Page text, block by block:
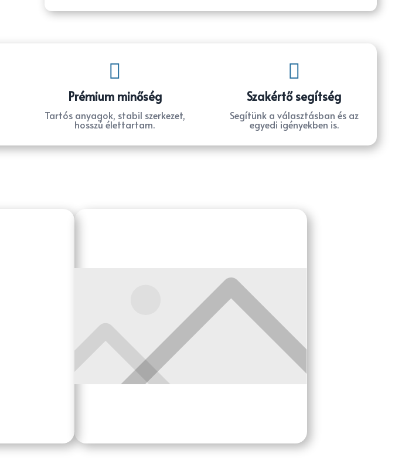

Prémium minőség
Tartós anyagok, stabil szerkezet,
hosszú élettartam.

Szakértő segítség
Segítünk a választásban és az
egyedi igényekben is.